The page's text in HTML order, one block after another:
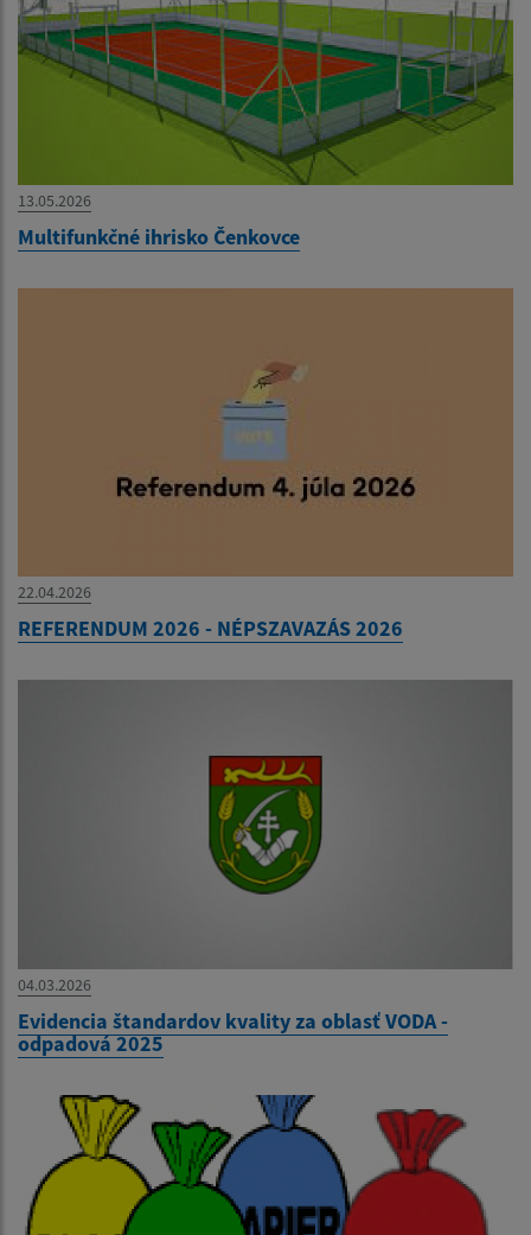
13.05.2026
Multifunkčné ihrisko Čenkovce
22.04.2026
REFERENDUM 2026 - NÉPSZAVAZÁS 2026
04.03.2026
Evidencia štandardov kvality za oblasť VODA -
odpadová 2025